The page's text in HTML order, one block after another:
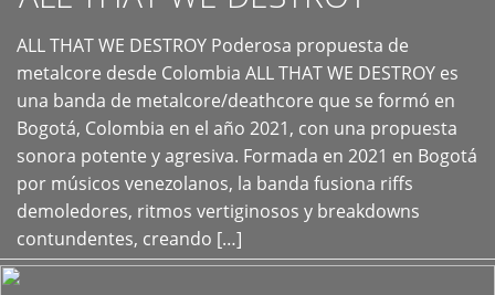
ALL THAT WE DESTROY Poderosa propuesta de
metalcore desde Colombia ALL THAT WE DESTROY es
una banda de metalcore/deathcore que se formó en
Bogotá, Colombia en el año 2021, con una propuesta
sonora potente y agresiva. Formada en 2021 en Bogotá
por músicos venezolanos, la banda fusiona riffs
demoledores, ritmos vertiginosos y breakdowns
contundentes, creando […]
+